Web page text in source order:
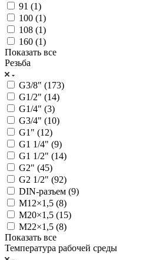
91 (1)
100 (1)
108 (1)
160 (1)
Показать все
Резьба
G3/8" (173)
G1/2" (14)
G1/4" (3)
G3/4" (10)
G1" (12)
G1 1/4" (9)
G1 1/2" (14)
G2" (45)
G2 1/2" (92)
DIN-разъем (9)
М12×1,5 (8)
М20×1,5 (15)
М22×1,5 (8)
Показать все
Температура рабочей среды